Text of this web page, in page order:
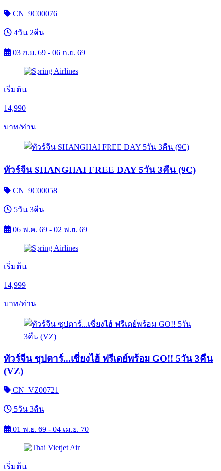
CN_9C00076
4วัน 2คืน
03 ก.ย. 69 - 06 ก.ย. 69
เริ่มต้น
14,990
บาท/ท่าน
ทัวร์จีน SHANGHAI FREE DAY 5วัน 3คืน (9C)
CN_9C00058
5วัน 3คืน
06 พ.ค. 69 - 02 พ.ย. 69
เริ่มต้น
14,999
บาท/ท่าน
ทัวร์จีน ซุปตาร์...เซี่ยงไฮ้ ฟรีเดย์พร้อม GO!! 5วัน 3คืน
(VZ)
CN_VZ00721
5วัน 3คืน
01 พ.ย. 69 - 04 เม.ย. 70
เริ่มต้น